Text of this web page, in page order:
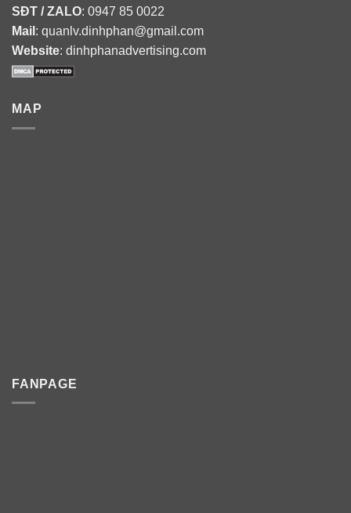
SĐT / ZALO: 0947 85 0022
Mail : quanlv.dinhphan@gmail.com
Website: dinhphanadvertising.com
MAP
FANPAGE